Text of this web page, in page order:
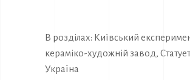
В розділах: Київський
кераміко-художній завод,
Україна